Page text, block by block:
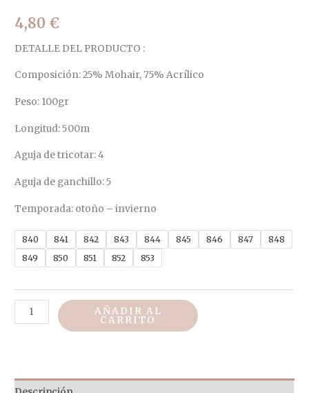
4,80 €
DETALLE DEL PRODUCTO :
Composición: 25% Mohair, 75% Acrílico
Peso: 100gr
Longitud: 500m
Aguja de tricotar: 4
Aguja de ganchillo: 5
Temporada: otoño – invierno
840 841 842 843 844 845 846 847
848
849
850 851 852 853
AÑADIR AL
CARRITO